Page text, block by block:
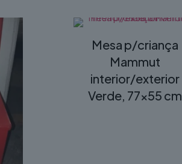
Mesa p/criança
Mammut
interior/exterior
Verde, 77×55 cm